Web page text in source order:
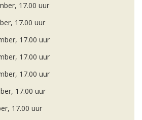
17.00 uur
17.00 uur
17.00 uur
17.00 uur
17.00 uur
17.00 uur
17.00 uur